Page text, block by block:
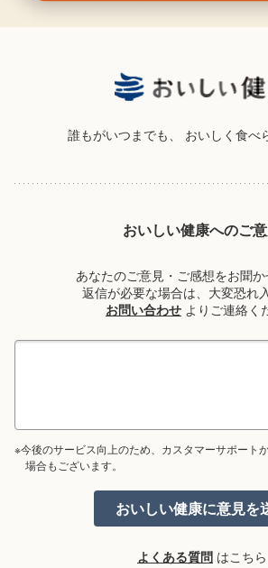
誰もがいつまでも、 おいしく食べ
おいしい健康へのご
あなたのご意見・ご感想をお聞
返信が必要な場合は、大変恐れ
お問い合わせ よりご連絡く
※今後のサービス向上のため、カスタマーサポート
場合もございます。
よくある質問 はこちら